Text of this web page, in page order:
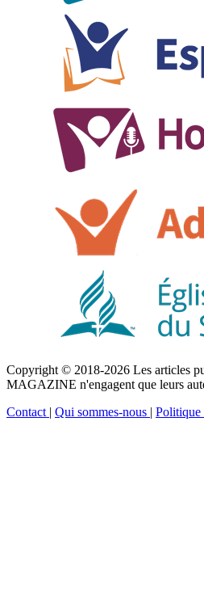
Copyright © 2018-2026 Les articles
MAGAZINE n'engagent que leurs
Contact | Qui sommes-nous | Politique